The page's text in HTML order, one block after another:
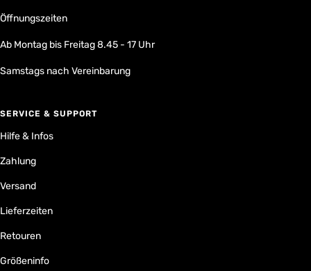
Öffnungszeiten
Ab Montag bis Freitag 8.45 - 17 Uhr
Samstags nach Vereinbarung
SERVICE & SUPPORT
Hilfe & Infos
Zahlung
Versand
Lieferzeiten
Retouren
Größeninfo